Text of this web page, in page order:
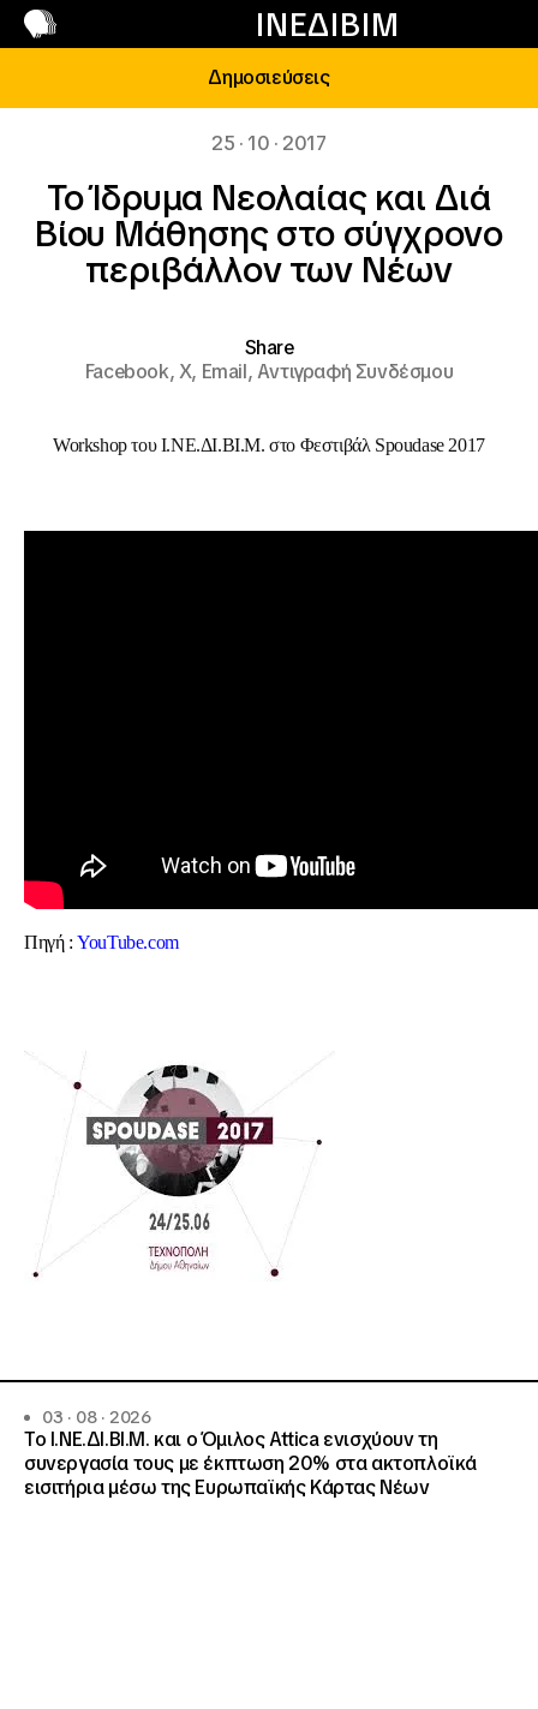
ΙΝΕΔΙΒΙΜ
Επικοινωνία
Δημοσιεύσεις
25 · 10 · 2017
Το Ίδρυμα Νεολαίας και Διά
Βίου Μάθησης στο σύγχρονο
περιβάλλον των Νέων
Share
Facebook,X, Email,Αντιγραφή Συνδέσμου
Workshop του Ι.ΝΕ.ΔΙ.ΒΙ.Μ. στο Φεστιβάλ Spoudase 2017
Πηγή :YouTube.com
03 · 08 · 2026
Το Ι.ΝΕ.ΔΙ.ΒΙ.Μ. και o Όμιλος Attica ενισχύουν τη
συνεργασία τους με έκπτωση 20% στα ακτοπλοϊκά
εισιτήρια μέσω της Ευρωπαϊκής Κάρτας Νέων